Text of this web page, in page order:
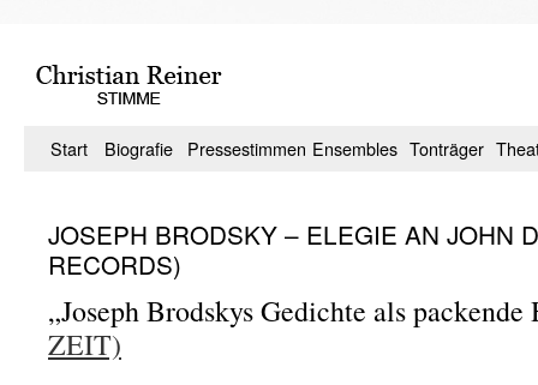
springen
Start Biografie Pressestimmen Ensembles Tonträger
JOSEPH BRODSKY – ELEGIE AN JOHN
RECORDS)
„Joseph Brodskys Gedichte als packende
ZEIT)